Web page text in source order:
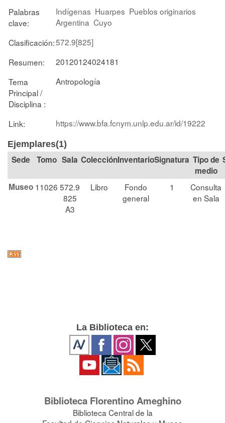
Palabras
clave:
Indígenas Huarpes Pueblos originarios
Argentina Cuyo
Clasificación:572.9[825]
Resumen:
20120124024181
Tema
Principal /
Disciplina :
Antropología
Link: https://www.bfa.fcnym.unlp.edu.ar/id/19222
Ejemplares(1)
Tomo Sala Colección Signatura Tipo de
medio
Museo 11026 572.9
825
A3
Libro
Fondo
general
1
Consulta
en Sala
La Biblioteca en:
Biblioteca Florentino Ameghino
Biblioteca Central de la